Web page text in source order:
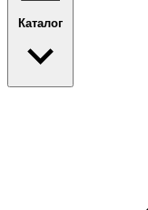
Каталог